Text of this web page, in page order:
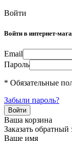
Войти
Войти в интернет-
Email
Пароль
* Обязательные
Забыли пароль?
Ваша корзина
Заказать обратный
Ваше имя